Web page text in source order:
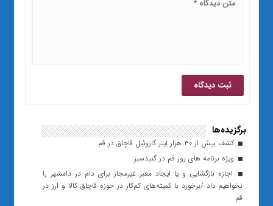
برگزیده‌ها
کشف بیش از ۳۰ هزار لیتر گازوئیل قاچاق در قم
ویژه برنامه های روز قم در گنبدسبز
اجازه بازگشایی و یا ایجاد معبر غیرمجاز برای دام در دامشهر را
نخواهیم داد /برخورد با کمیته‌های کم‌کار در حوزه قاچاق کالا و ارز در
قم